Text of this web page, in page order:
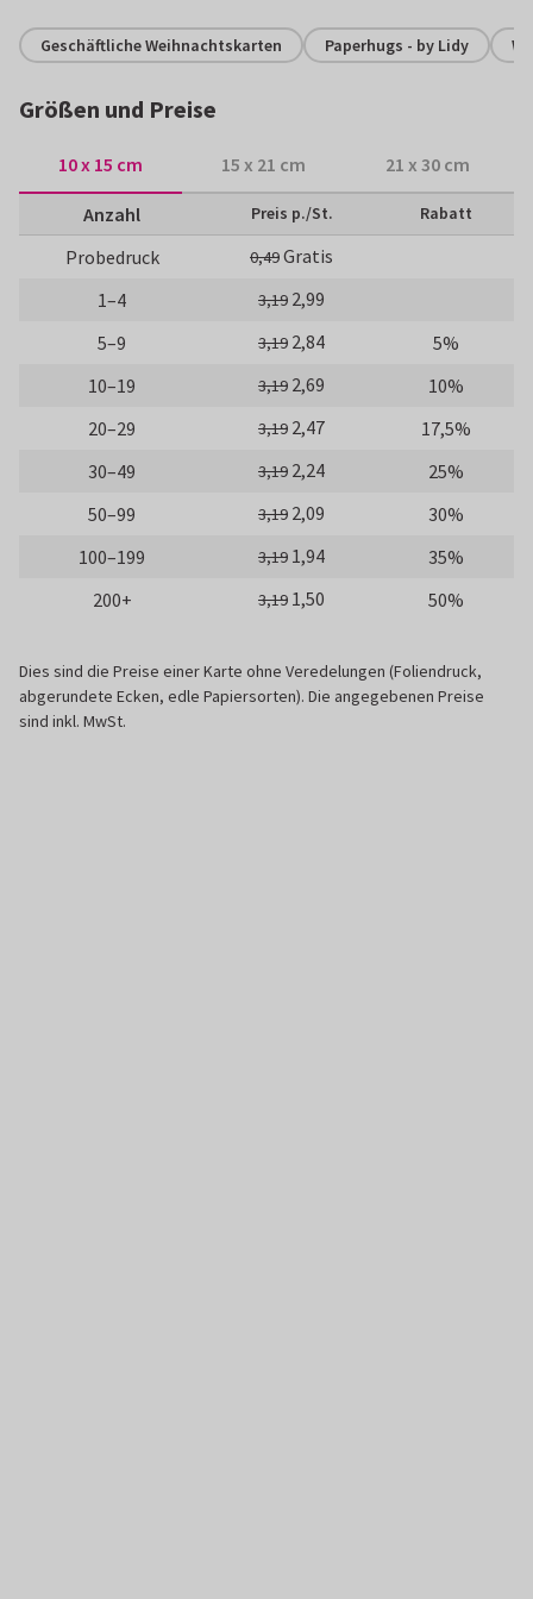
Geschäftliche Weihnachtskarten Paperhugs - by Lidy
Größen und Preise
10 x 15 cm 15 x 21 cm 21 x 30 cm
Anzahl Preis p./St. Rabatt
Probedruck 0,49Gratis
1–4
3,19 2,99
5–9
3,19 2,84
5%
10–19
3,19 2,69
10%
20–29
3,19 2,47
17,5%
30–49
3,19 2,24
25%
50–99
3,19 2,09
30%
100–199
3,19 1,94
35%
200+
3,19 1,50 50%
Dies sind die Preise einer Karte ohne Veredelungen (Foliendruck,
abgerundete Ecken, edle Papiersorten). Die angegebenen Preise
sind inkl. MwSt.